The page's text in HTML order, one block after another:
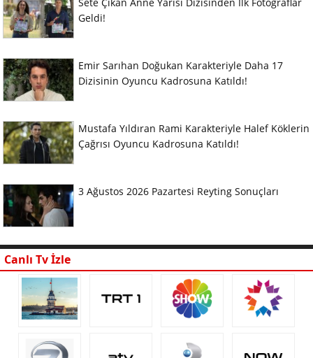
Geldi!
Emir Sarıhan Doğukan Karakteriyle Daha 17
Dizisinin Oyuncu Kadrosuna Katıldı!
Mustafa Yıldıran Rami Karakteriyle Halef Köklerin
Çağrısı Oyuncu Kadrosuna Katıldı!
3 Ağustos 2026 Pazartesi Reyting Sonuçları
Canlı Tv İzle